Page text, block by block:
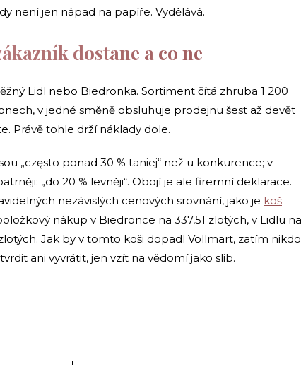
není jen nápad na papíře. Vydělává.
dostane a co ne
Lidl nebo Biedronka. Sortiment čítá zhruba 1 200
v jedné směně obsluhuje prodejnu šest až devět
Právě tohle drží náklady dole.
„często ponad 30 % taniej“ než u konkurence; v
„do 20 % levněji“. Obojí je ale firemní deklarace.
nezávislých cenových srovnání, jako je koš
nákup v Biedronce na 337,51 zlotých, v Lidlu na
Jak by v tomto koši dopadl Vollmart, zatím nikdo
ani vyvrátit, jen vzít na vědomí jako slib.